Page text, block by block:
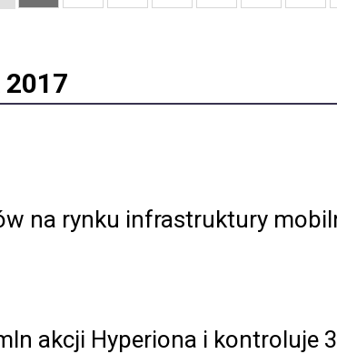
2017
na rynku infrastruktury
akcji Hyperiona i kontroluje